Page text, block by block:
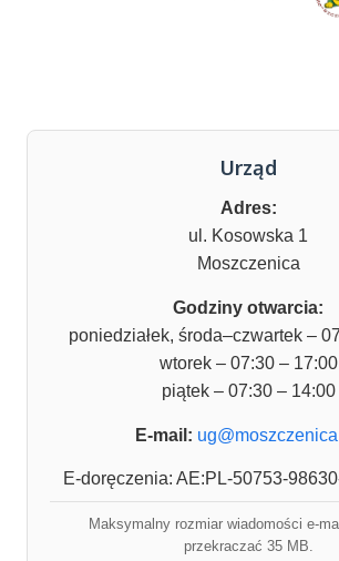
Urząd
Adres:
ul. Kosowska 1
Moszczenica
Godziny otwarcia:
poniedziałek, środa–czwartek –
wtorek – 07:30 – 17:00
piątek – 07:30 – 14:00
E-mail:
E-doręczenia: AE:PL-50753-
Maksymalny rozmiar wiadomości e-
przekraczać 35 MB.